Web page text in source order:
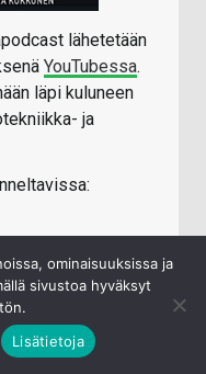
lähetetään
YouTubessa.
läpi kuluneen
ja
ominaisuuksissa ja
sivustoa hyväksyt
Lisätietoja